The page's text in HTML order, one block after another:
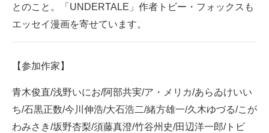
製造業のIT導入・活用を支援
エレクトロニクス専門サイト
電子設計の基本と応用
エネルギーの専門メディア
とのこと。「UNDERTALE」作者トビー・フォックスも
エッセイ漫画を寄せています。
【参加作家】
青木俊直/浅野いにお/阿部共実/ア・メリカ/あらゐけいい
ち/石黒正数/今川伸浩/大石浩二/緒方雄一/久木ゆづる/こが
わみさき/坂野杏梨/須藤真澄/竹谷州史/田辺洋一郎/トビ